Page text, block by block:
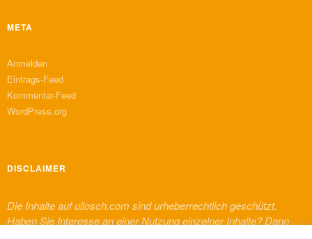
META
Anmelden
Eintrags-Feed
Kommentar-Feed
WordPress.org
DISCLAIMER
Die Inhalte auf ullosch.com sind urheberrechtlich geschützt.
Haben Sie Interesse an einer Nutzung einzelner Inhalte? Dann